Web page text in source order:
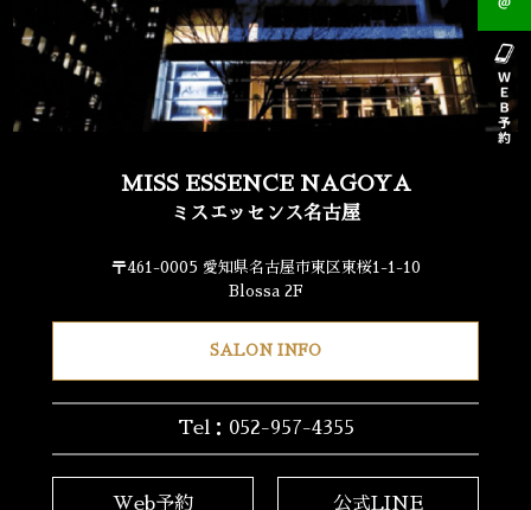
MISS ESSENCE NAGOYA
ミスエッセンス名古屋
〒461-0005 愛知県名古屋市東区東桜1-1-10
Blossa 2F
SALON INFO
Tel：052-957-4355
Web予約 公式LINE